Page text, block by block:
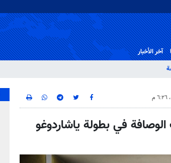
آخر الأخبار
في بطولة ياشاردوغو